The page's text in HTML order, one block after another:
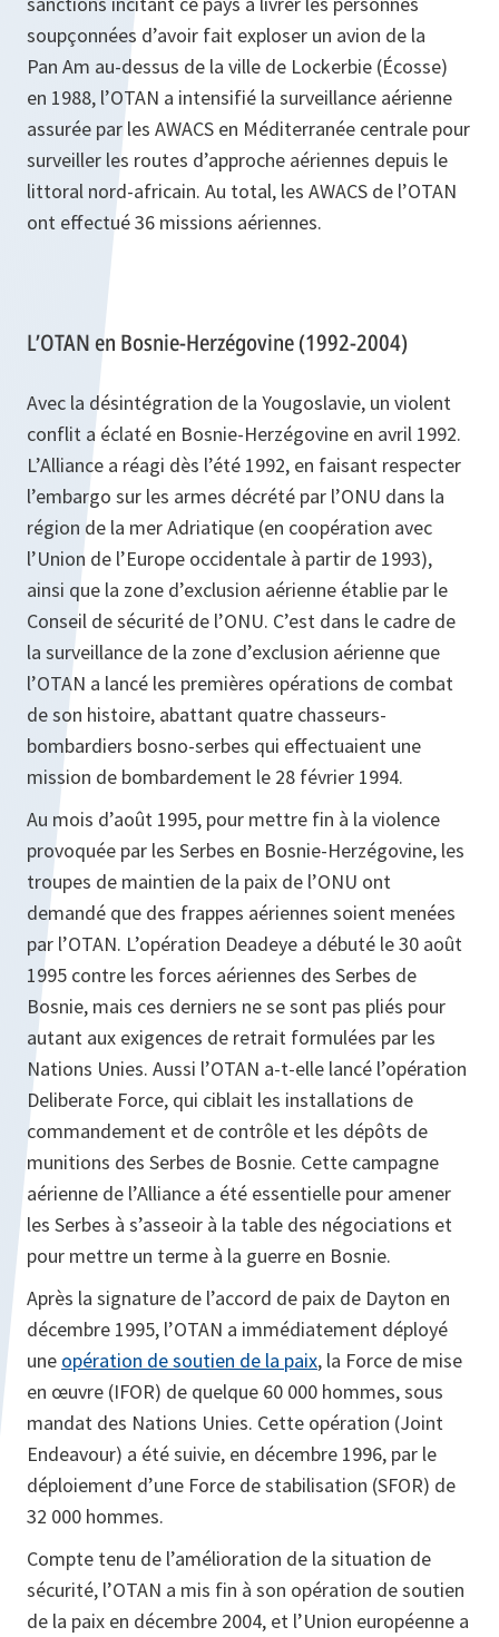
soupçonnées d’avoir fait exploser un avion de la
Pan Am au-dessus de la ville de Lockerbie (Écosse)
en 1988, l’OTAN a intensifié la surveillance aérienne
assurée par les AWACS en Méditerranée centrale pour
surveiller les routes d’approche aériennes depuis le
littoral nord-africain. Au total, les AWACS de l’OTAN
ont effectué 36 missions aériennes.
L’OTAN en Bosnie-Herzégovine (1992-2004)
Avec la désintégration de la Yougoslavie, un violent
conflit a éclaté en Bosnie-Herzégovine en avril 1992.
L’Alliance a réagi dès l’été 1992, en faisant respecter
l’embargo sur les armes décrété par l’ONU dans la
région de la mer Adriatique (en coopération avec
l’Union de l’Europe occidentale à partir de 1993),
ainsi que la zone d’exclusion aérienne établie par le
Conseil de sécurité de l’ONU. C’est dans le cadre de
la surveillance de la zone d’exclusion aérienne que
l’OTAN a lancé les premières opérations de combat
de son histoire, abattant quatre chasseurs-
bombardiers bosno-serbes qui effectuaient une
mission de bombardement le 28 février 1994.
Au mois d’août 1995, pour mettre fin à la violence
provoquée par les Serbes en Bosnie-Herzégovine, les
troupes de maintien de la paix de l’ONU ont
demandé que des frappes aériennes soient menées
par l’OTAN. L’opération Deadeye a débuté le 30 août
1995 contre les forces aériennes des Serbes de
Bosnie, mais ces derniers ne se sont pas pliés pour
autant aux exigences de retrait formulées par les
Nations Unies. Aussi l’OTAN a-t-elle lancé l’opération
Deliberate Force, qui ciblait les installations de
commandement et de contrôle et les dépôts de
munitions des Serbes de Bosnie. Cette campagne
aérienne de l’Alliance a été essentielle pour amener
les Serbes à s’asseoir à la table des négociations et
pour mettre un terme à la guerre en Bosnie.
Après la signature de l’accord de paix de Dayton en
décembre 1995, l’OTAN a immédiatement déployé
une opération de soutien de la paix, la Force de mise
en œuvre (IFOR) de quelque 60 000 hommes, sous
mandat des Nations Unies. Cette opération (Joint
Endeavour) a été suivie, en décembre 1996, par le
déploiement d’une Force de stabilisation (SFOR) de
32 000 hommes.
Compte tenu de l’amélioration de la situation de
sécurité, l’OTAN a mis fin à son opération de soutien
de la paix en décembre 2004, et l’Union européenne a